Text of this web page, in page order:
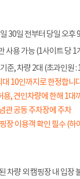
30일 전부터 당일 오후
사용 가능 (1사이트 당 1
준, 차량 2대 (초과인원 :
10인까지로 한정합니
, 견인차량에 한해 1대
관 공동 주차장에 주차
장 이용객 확인 필수 (하
차량 외 캠핑장 내 입장